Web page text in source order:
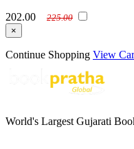
202.00
225.00
×
Continue Shopping View
World's Largest Gujarati